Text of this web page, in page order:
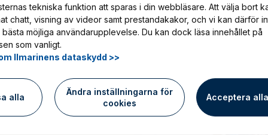
kan du uppskatta det slutliga
tekniska funktion att sparas i din webbläsare. Att välja bort
chatt, visning av videor samt prestandakakor, och vi kan därför
möjliga användarupplevelse. Du kan dock läsa innehållet på
som vanligt.
Ilmarinens dataskydd >>
alla
Ändra inställningarna för
cookies
Acceptera